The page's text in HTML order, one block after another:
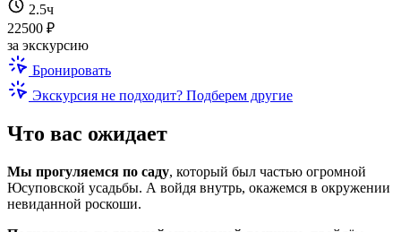
2.5ч
22500 ₽
за экскурсию
Бронировать
Экскурсия не подходит? Подберем другие
Что вас ожидает
Мы прогуляемся по саду, который был частью огромной
Юсуповской усадьбы. А войдя внутрь, окажемся в окружении
невиданной роскоши.